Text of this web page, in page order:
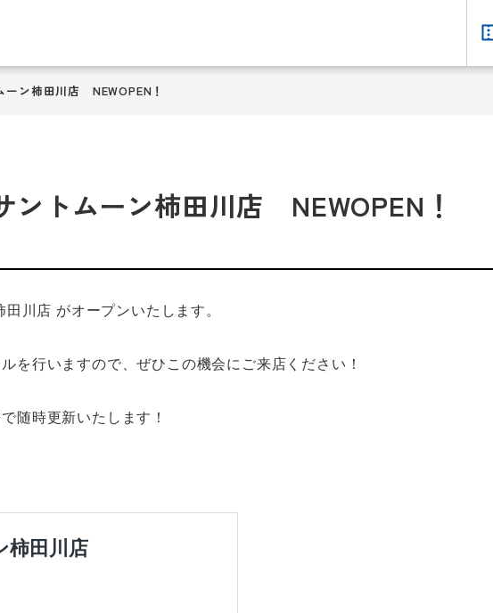
ン柿田川店 NEWOPEN！
ントムーン柿田川店 NEWOPEN！
川店 がオープンいたします。
を行いますので、ぜひこの機会にご来店ください！
随時更新いたします！